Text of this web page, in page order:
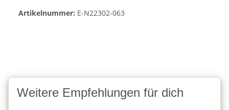
Artikelnummer: E-N22302-063
Weitere Empfehlungen für dich